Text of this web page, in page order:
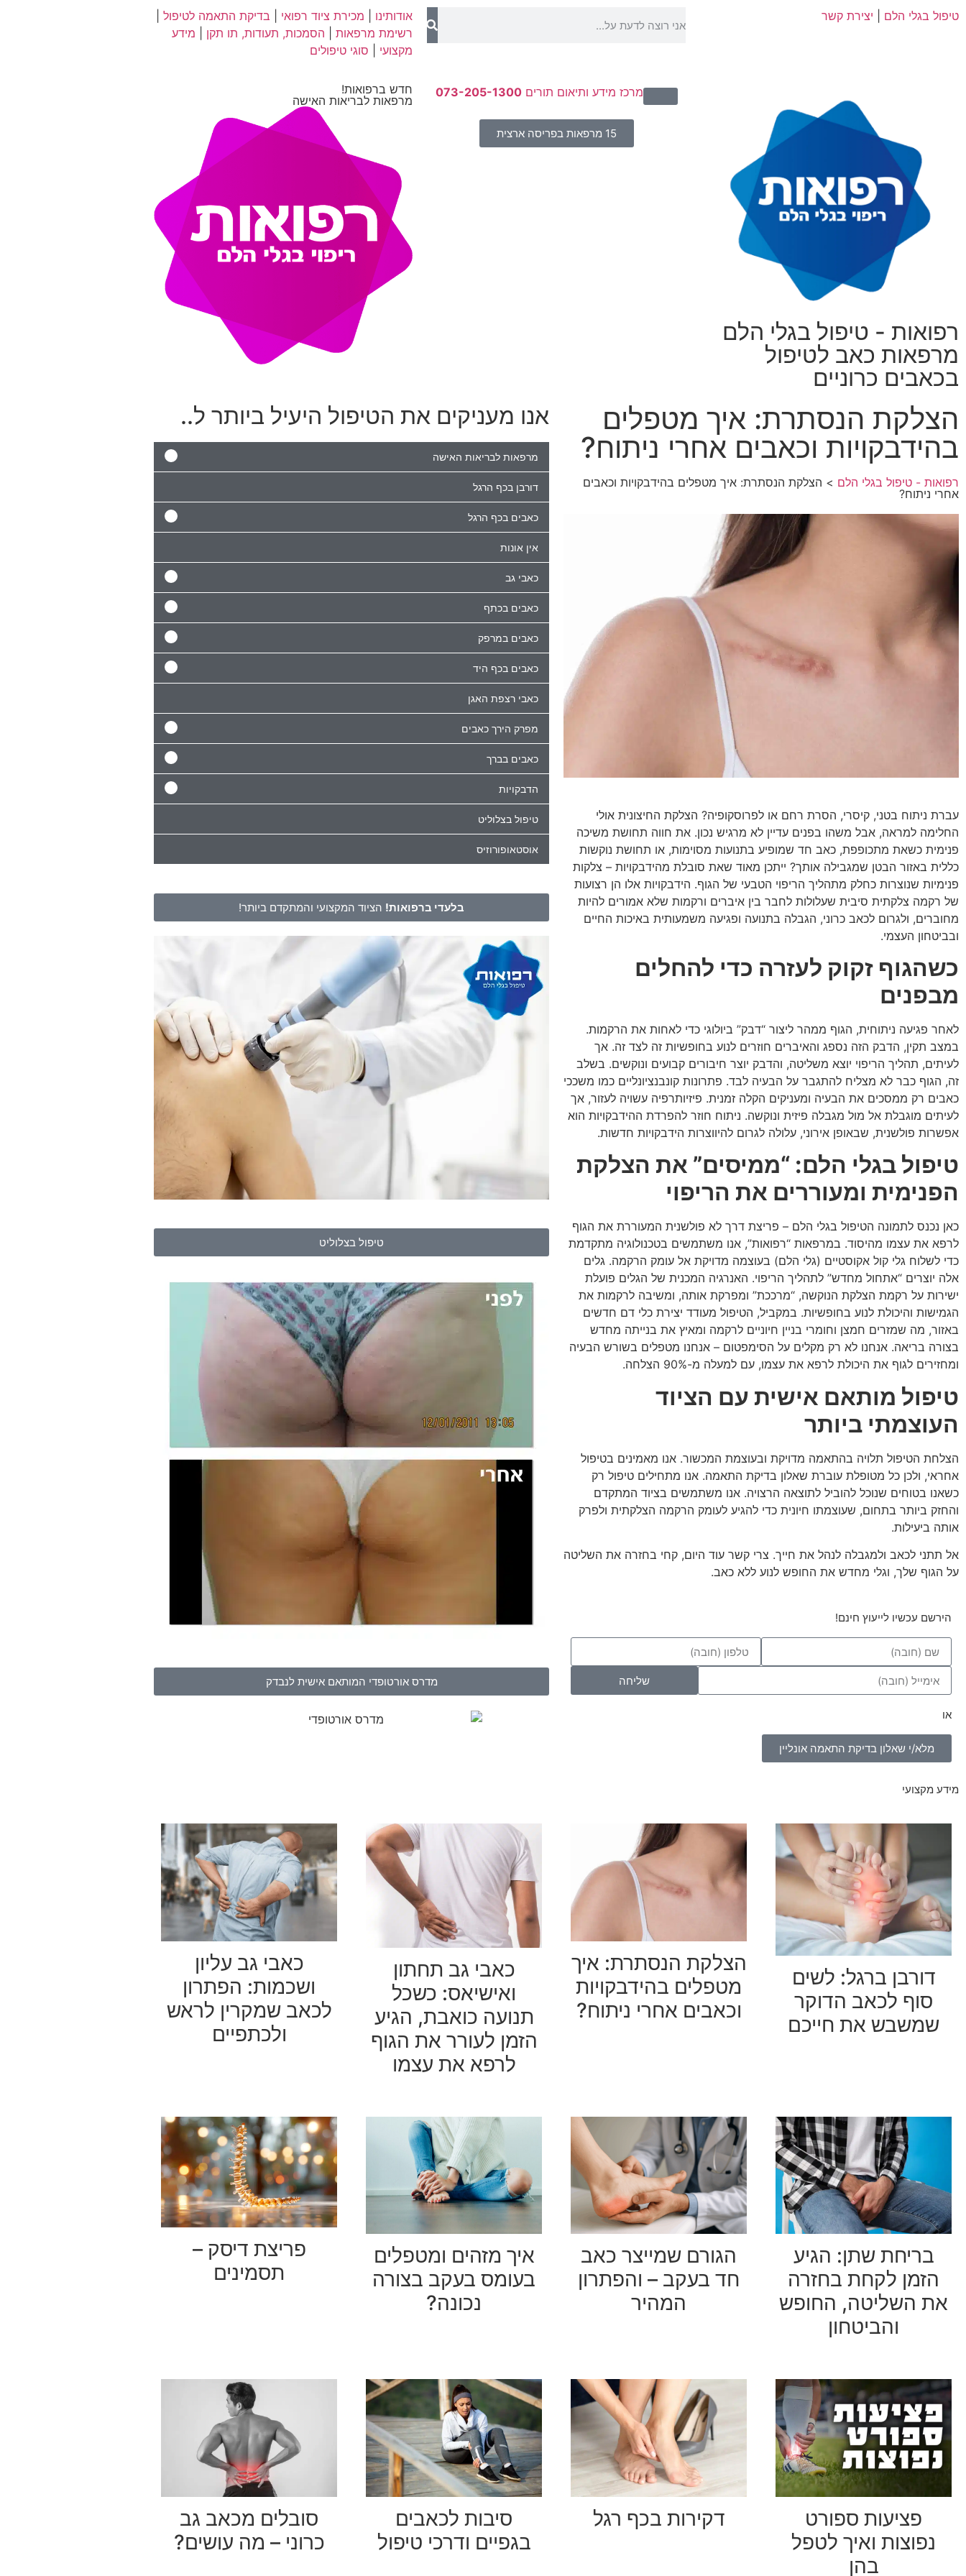
טיפול בגלי הלם יצירת קשר אודותינו מכירת ציוד רפואי בדיקת התאמה לטיפול|
רשימת מרפאות| הסמכות, תעודות, תו תקן
מידע
מקצועי
סוגי טיפולים
רפואות - טיפול בגלי הלם
מרפאות כאב לטיפול
בכאבים כרוניים
מרכז מידע ותיאום תורים073-205-1300
15 מרפאות בפריסה ארצית
חדש ברפואות!
מרפאות לבריאות האישה
הצלקת הנסתרת: איך מטפלים
בהידבקויות וכאבים אחרי ניתוח?
רפואות - טיפול בגלי הלם > הצלקת הנסתרת: איך מטפלים בהידבקויות וכאבים
אחרי ניתוח?
עברת ניתוח בטני, קיסרי, הסרת רחם או לפרוסקופיה? הצלקת החיצונית אולי
החלימה למראה, אבל משהו בפנים עדיין לא מרגיש נכון. את חווה תחושת משיכה
פנימית כשאת מתכופפת, כאב חד שמופיע בתנועות מסוימות, או תחושת נוקשות
כללית באזור הבטן שמגבילה אותך? ייתכן מאוד שאת סובלת מהידבקויות – צלקות
פנימיות שנוצרות כחלק מתהליך הריפוי הטבעי של הגוף. הידבקויות אלו הן רצועות
של רקמה צלקתית סיבית שעלולות לחבר בין איברים ורקמות שלא אמורים להיות
מחוברים, ולגרום לכאב כרוני, הגבלה בתנועה ופגיעה משמעותית באיכות החיים
ובביטחון העצמי.
כשהגוף זקוק לעזרה כדי להחלים
מבפנים
לאחר פגיעה ניתוחית, הגוף ממהר ליצור “דבק” ביולוגי כדי לאחות את הרקמות.
במצב תקין, הדבק הזה נספג והאיברים חוזרים לנוע בחופשיות זה לצד זה. אך
לעיתים, תהליך הריפוי יוצא משליטה, והדבק יוצר חיבורים קבועים ונוקשים. בשלב
זה, הגוף כבר לא מצליח להתגבר על הבעיה לבד. פתרונות קונבנציונליים כמו משככי
כאבים רק ממסכים את הבעיה ומעניקים הקלה זמנית. פיזיותרפיה עשויה לעזור, אך
לעיתים מוגבלת אל מול מגבלה פיזית ונוקשה. ניתוח חוזר להפרדת ההידבקויות הוא
אפשרות פולשנית, שבאופן אירוני, עלולה לגרום להיווצרות הידבקויות חדשות.
טיפול בגלי הלם: “ממיסים” את הצלקת
הפנימית ומעוררים את הריפוי
כאן נכנס לתמונה הטיפול בגלי הלם – פריצת דרך לא פולשנית המעוררת את הגוף
לרפא את עצמו מהיסוד. במרפאות “רפואות”, אנו משתמשים בטכנולוגיה מתקדמת
כדי לשלוח גלי קול אקוסטיים (גלי הלם) בעוצמה מדויקת אל עומק הרקמה. גלים
אלה יוצרים “אתחול מחדש” לתהליך הריפוי. האנרגיה המכנית של הגלים פועלת
ישירות על רקמת הצלקת הנוקשה, “מרככת” ומפרקת אותה, ומשיבה לרקמות את
הגמישות והיכולת לנוע בחופשיות. במקביל, הטיפול מעודד יצירת כלי דם חדשים
באזור, מה שמזרים חמצן וחומרי בניין חיוניים לרקמה ומאיץ את בנייתה מחדש
בצורה בריאה. אנחנו לא רק מקלים על הסימפטום – אנחנו מטפלים בשורש הבעיה
ומחזירים לגוף את היכולת לרפא את עצמו, עם למעלה מ-90% הצלחה.
טיפול מותאם אישית עם הציוד
העוצמתי ביותר
הצלחת הטיפול תלויה בהתאמה מדויקת ובעוצמת המכשור. אנו מאמינים בטיפול
אחראי, ולכן כל מטופלת עוברת שאלון בדיקת התאמה. אנו מתחילים טיפול רק
כשאנו בטוחים שנוכל להוביל לתוצאה הרצויה. אנו משתמשים בציוד המתקדם
והחזק ביותר בתחום, שעוצמתו חיונית כדי להגיע לעומק הרקמה הצלקתית ולפרק
אותה ביעילות.
אל תתני לכאב ולמגבלה לנהל את חייך. צרי קשר עוד היום, קחי בחזרה את השליטה
על הגוף שלך, וגלי מחדש את החופש לנוע ללא כאב.
הירשם עכשיו לייעוץ חינם!
שליחה
או
מלא/י שאלון בדיקת התאמה אונליין
אנו מעניקים את הטיפול היעיל ביותר ל..
מרפאות לבריאות האישה
דורבן בכף הרגל
כאבים בכף הרגל
אין אונות
כאבי גב
כאבים בכתף
כאבים במרפק
כאבים בכף היד
כאבי רצפת האגן
מפרק הירך כאבים
כאבים בברך
הדבקויות
טיפול בצלוליט
אוסטאופורוזיס
בלעדי ברפואות! הציוד המקצועי והמתקדם ביותר!
טיפול בצלוליט
מדרס אורטופדי המותאם אישית לנבדק
מידע מקצועי
דורבן ברגל: לשים
סוף לכאב הדוקר
שמשבש את חייכם
הצלקת הנסתרת: איך
מטפלים בהידבקויות
וכאבים אחרי ניתוח?
כאבי גב תחתון
ואישיאס: כשכל
תנועה כואבת, הגיע
הזמן לעורר את הגוף
לרפא את עצמו
כאבי גב עליון
ושכמות: הפתרון
לכאב שמקרין לראש
ולכתפיים
בריחת שתן: הגיע
הזמן לקחת בחזרה
את השליטה, החופש
והביטחון
הגורם שמייצר כאב
חד בעקב – והפתרון
המהיר
איך מזהים ומטפלים
בעומס בעקב בצורה
נכונה?
פריצת דיסק –
תסמינים
פציעות ספורט
נפוצות ואיך לטפל
בהן
דקירות בכף רגל
סיבות לכאבים
בגפיים ודרכי טיפול
סובלים מכאב גב
כרוני – מה עושים?